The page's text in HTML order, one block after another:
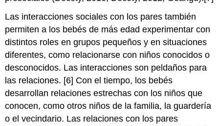
Las interacciones sociales con los pares también
permiten a los bebés de más edad experimentar con
distintos roles en grupos pequeños y en situaciones
diferentes, como relacionarse con niños conocidos o
desconocidos. Las interacciones son peldaños para
las relaciones. [6] Con el tiempo, los bebés
desarrollan relaciones estrechas con los niños que
conocen, como otros niños de la familia, la guardería
o el vecindario. Las relaciones con los pares